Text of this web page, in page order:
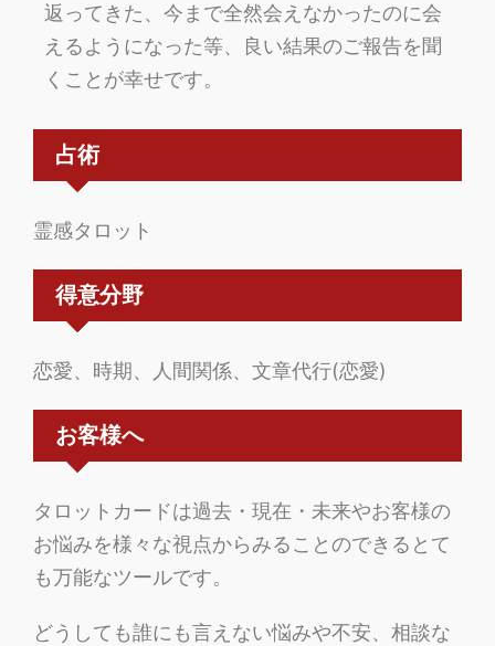
返ってきた、今まで全然会えなかったのに会
えるようになった等、良い結果のご報告を聞
くことが幸せです。
占術
霊感タロット
得意分野
恋愛、時期、人間関係、文章代行(恋愛)
お客様へ
タロットカードは過去・現在・未来やお客様の
お悩みを様々な視点からみることのできるとて
も万能なツールです。
どうしても誰にも言えない悩みや不安、相談な